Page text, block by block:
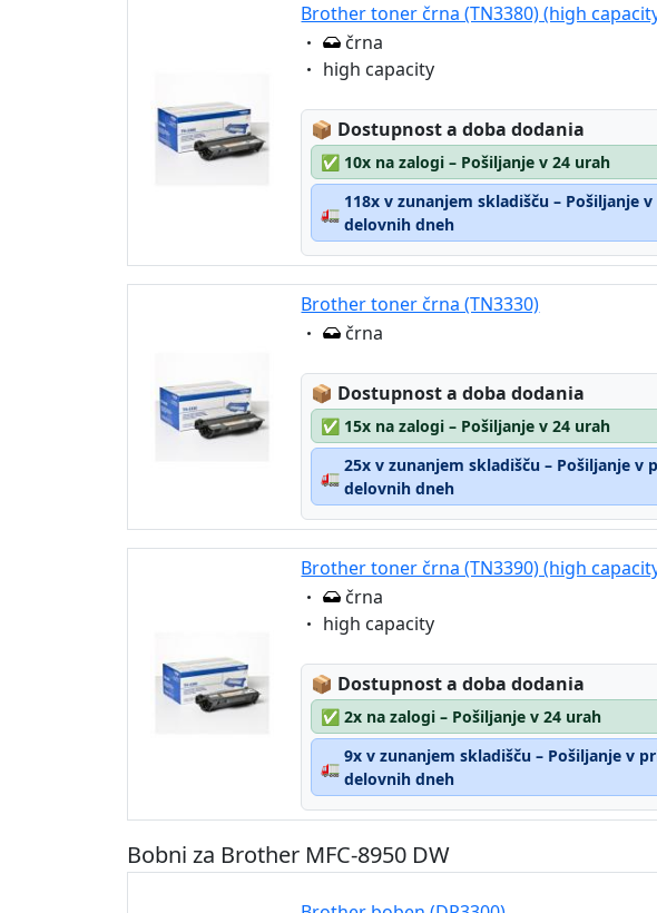
Brother toner črna (TN3380) (high
Eigenschaft:
črna
Eigenschaft:
high capacity
📦 Lagerstatus:
Dostupnost a doba dodania
✅ 10x na zalogi – Pošiljanje v 24 urah
🚛
118x v zunanjem skladišču – Pošiljanje
delovnih dneh
Brother toner črna (TN3330)
Eigenschaft:
črna
📦 Lagerstatus:
Dostupnost a doba dodania
✅ 15x na zalogi – Pošiljanje v 24 urah
🚛
25x v zunanjem skladišču – Pošiljanje v
delovnih dneh
Brother toner črna (TN3390) (high
Eigenschaft:
črna
Eigenschaft:
high capacity
📦 Lagerstatus:
Dostupnost a doba dodania
✅ 2x na zalogi – Pošiljanje v 24 urah
🚛
9x v zunanjem skladišču – Pošiljanje v
delovnih dneh
Bobni za Brother MFC-8950 DW